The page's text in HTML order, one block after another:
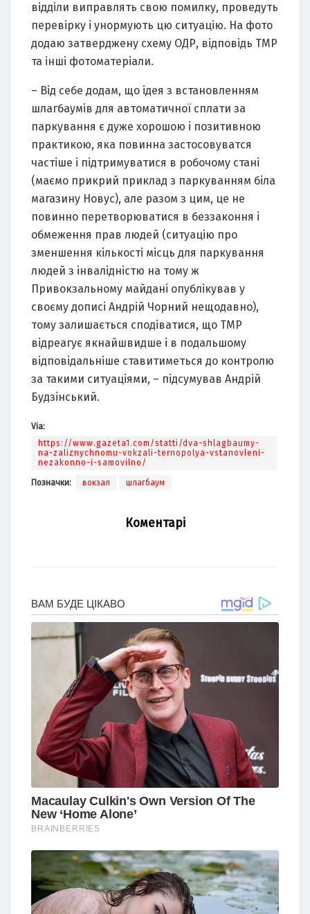
відділи виправлять свою помилку, проведуть
перевірку і унормують цю ситуацію. На фото
додаю затверджену схему ОДР, відповідь ТМР
та інші фотоматеріали.
– Від себе додам, що ідея з встановленням
шлагбаумів для автоматичної сплати за
паркування є дуже хорошою і позитивною
практикою, яка повинна застосовуватся
частіше і підтримуватися в робочому стані
(маємо прикрий приклад з паркуванням біла
магазину Новус), але разом з цим, це не
повинно перетворюватися в беззаконня і
обмеження прав людей (ситуацію про
зменшення кількості місць для паркування
людей з інвалідністю на тому ж
Привокзальному майдані опублікував у
своєму дописі Андрій Чорний нещодавно),
тому залишається сподіватися, що ТМР
відреагує якнайшвидше і в подальшому
відповідальніше ставитиметься до контролю
за такими ситуаціями, – підсумував Андрій
Будзінський.
Via:
https://www.gazeta1.com/statti/dva-shlagbaumy-
na-zaliznychnomu-vokzali-ternopolya-vstanovleni-
nezakonno-i-samovilno/
Позначки: вокзал шлагбаум
Коментарі